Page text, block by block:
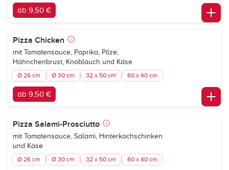
ab 9,50 €
Pizza Chicken
mit Tomatensauce, Paprika, Pilze,
Hähnchenbrust, Knoblauch und Käse
Ø 26 cm Ø 30 cm 32 x 50 cm 60 x 40 cm
ab 9,50 €
Pizza Salami-Prosciutto
mit Tomatensauce, Salami, Hinterkochschinken
und Käse
Ø 26 cm Ø 30 cm 32 x 50 cm 60 x 40 cm